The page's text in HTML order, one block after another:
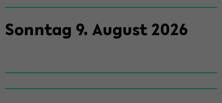
Sonn­tag 9. Au­gust2026